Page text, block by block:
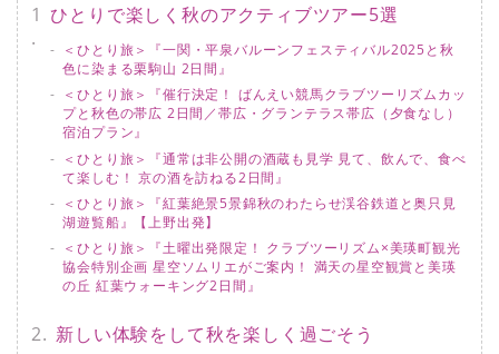
ひとりで楽しく秋のアクティブツアー5選
＜ひとり旅＞『一関・平泉バルーンフェスティバル2025と秋
色に染まる栗駒山 2日間』
＜ひとり旅＞『催行決定！ ばんえい競馬クラブツーリズムカッ
プと秋色の帯広 2日間／帯広・グランテラス帯広（夕食なし）
宿泊プラン』
＜ひとり旅＞『通常は非公開の酒蔵も見学 見て、飲んで、食べ
て楽しむ！ 京の酒を訪ねる2日間』
＜ひとり旅＞『紅葉絶景5景錦秋のわたらせ渓谷鉄道と奥只見
湖遊覧船』【上野出発】
＜ひとり旅＞『土曜出発限定！ クラブツーリズム×美瑛町観光
協会特別企画 星空ソムリエがご案内！ 満天の星空観賞と美瑛
の丘 紅葉ウォーキング2日間』
新しい体験をして秋を楽しく過ごそう